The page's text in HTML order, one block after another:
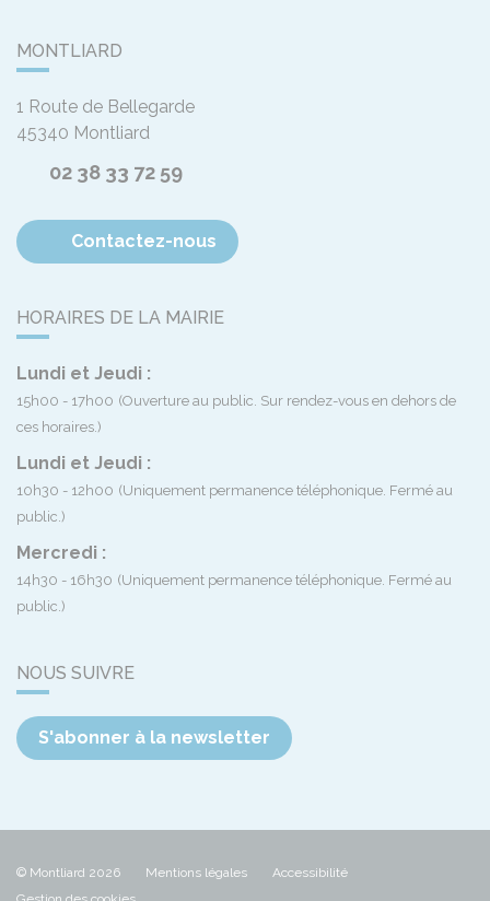
MONTLIARD
1 Route de Bellegarde
45340 Montliard
02 38 33 72 59
Contactez-nous
HORAIRES DE LA MAIRIE
Lundi et Jeudi :
15h00 - 17h00 (Ouverture au public. Sur rendez-vous en dehors de
ces horaires.)
Lundi et Jeudi :
10h30 - 12h00 (Uniquement permanence téléphonique. Fermé au
public.)
Mercredi :
14h30 - 16h30 (Uniquement permanence téléphonique. Fermé au
public.)
NOUS SUIVRE
S'abonner à la newsletter
© Montliard 2026 Mentions légales
Accessibilité